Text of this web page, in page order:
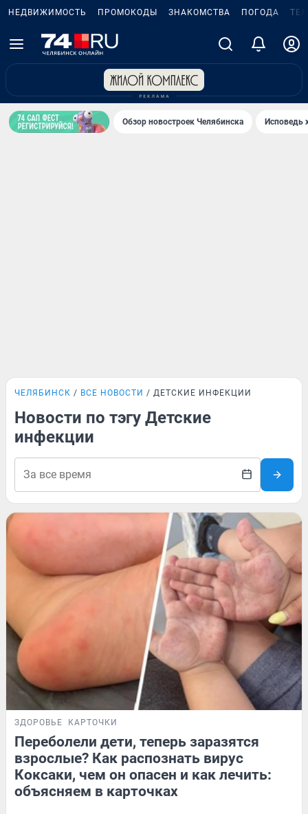
НЕДВИЖИМОСТЬ ПРОМОКОДЫ ЗНАКОМСТВА ПОГОДА
Обзор новостроек Челябинска Исповедь
ЧЕЛЯБИНСК ВСЕ НОВОСТИ ДЕТСКИЕ ИНФЕКЦИИ
Новости по тэгу Детские
инфекции
ЗДОРОВЬЕ КАРТОЧКИ
Переболели дети, теперь заразятся
взрослые? Как распознать вирус
Коксаки, чем он опасен и как лечить:
объясняем в карточках